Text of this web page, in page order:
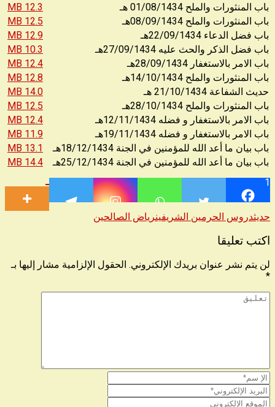
باب المنثورات والملح 01/08/1434 هـ 12.3 MB
باب المنثورات والملح 08/09/1434هـ 12.5 MB
باب فضل الدعاء 22/09/1434هـ 12.9 MB
باب فضل الذكر والحث عليه 27/09/1434هـ 10.3 MB
باب الامر بالاستغفار 28/09/1434هـ 12.4 MB
باب المنثورات والملح 14/10/1434هـ 12.8 MB
حديث الشفاعة 21/10/1434 هـ 14.0 MB
باب المنثورات والملح 28/10/1434هـ 12.5 MB
باب الامر بالاستغفار و فضله 12/11/1434هـ 12.4 MB
باب الامر بالاستغفار و فضله 19/11/1434هـ 11.9 MB
باب بيان ما أعد الله للمؤمنين في الجنة 18/12/1434هـ 13.1 MB
باب بيان ما أعد الله للمؤمنين في الجنة 25/12/1434هـ
14.4 MB
1
حديثدروس الحرمين الشريفينرياض الصالحين
اكتب تعليقا
لن يتم نشر عنوان بريدك الإلكتروني. الحقول الإلزامية مشار إليها بـ
*